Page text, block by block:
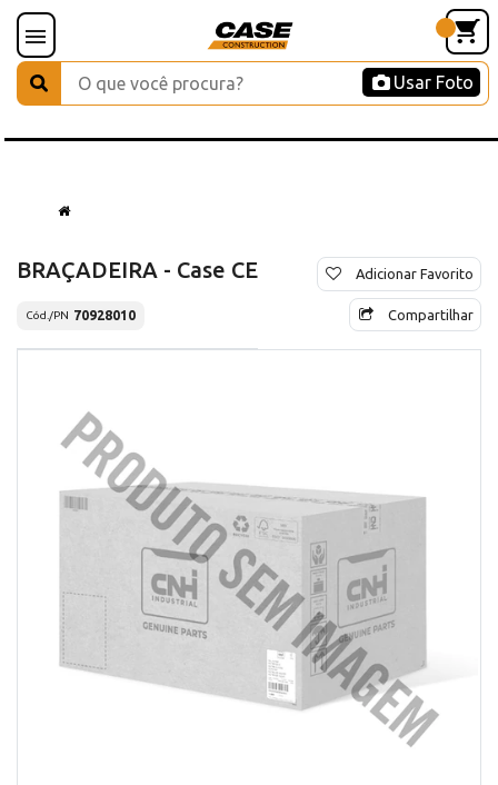
Usar Foto
BRAÇADEIRA - Case CE
Cód./PN 70928010
Adicionar Favorito
Compartilhar